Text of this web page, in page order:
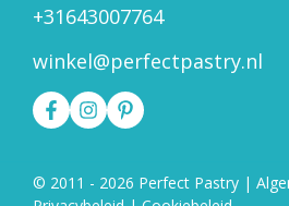
+31643007764
winkel@perfectpastry.nl
© 2011 - 2026 Perfect Pastry |
0 items - € 0.00